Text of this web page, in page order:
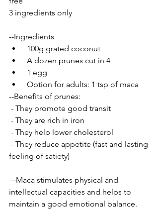
3 ingredients only
--Ingredients
100g grated coconut
A dozen prunes cut in 4
1 egg
Option for adults: 1 tsp of maca
--Benefits of prunes:
- They promote good transit
- They are rich in iron
- They help lower cholesterol
feeling of satiety)
intellectual capacities and helps to
maintain a good emotional balance.